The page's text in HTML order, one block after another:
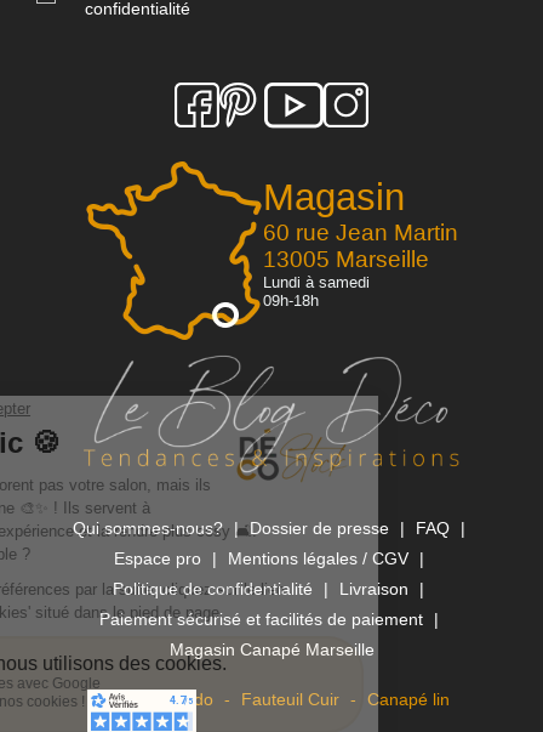
Magasin
60 rue Jean Martin
13005 Marseille
Lundi à samedi
09h-18h
confidentialité
Qui sommes-nous? Dossier de presse
FAQ
Espace pro
Mentions légales / CGV
Politique de confidentialité
Livraison
Paiement sécurisé et facilités de paiement
Magasin Canapé Marseille
Canapé Rapido Fauteuil Cuir Canapé lin